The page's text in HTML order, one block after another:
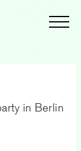
in Berlin